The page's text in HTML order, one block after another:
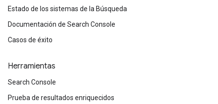
Estado de los sistemas de la Búsqueda
Documentación de Search Console
Casos de éxito
Herramientas
Search Console
Prueba de resultados enriquecidos